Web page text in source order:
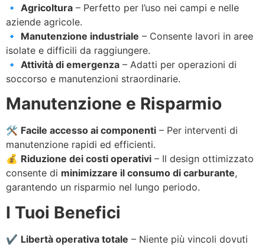
🔹 Agricoltura – Perfetto per l’uso nei campi e nelle
aziende agricole.
🔹 Manutenzione industriale – Consente lavori in aree
isolate e difficili da raggiungere.
🔹 Attività di emergenza – Adatti per operazioni di
soccorso e manutenzioni straordinarie.
Manutenzione e Risparmio
🛠 Facile accesso ai componenti – Per interventi di
manutenzione rapidi ed efficienti.
💰 Riduzione dei costi operativi – Il design ottimizzato
consente di minimizzare il consumo di carburante,
garantendo un risparmio nel lungo periodo.
I Tuoi Benefici
✔ Libertà operativa totale – Niente più vincoli dovuti